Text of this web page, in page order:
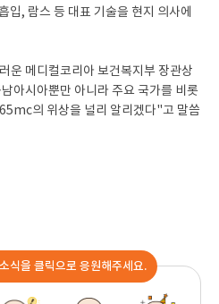
입, 람스 등 대표 기술을 현지 의사에
운 메디컬코리아 보건복지부 장관상
아시아뿐만 아니라 주요 국가를 비롯
의 위상을 널리 알리겠다"고 말씀
식을 클릭으로 응원해주세요.